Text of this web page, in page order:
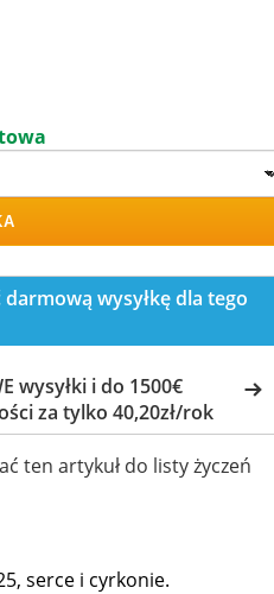
wysyłkę dla tego
wysyłki i do 1500€
za tylko 40,20zł/rok
ten artykuł do listy życzeń
serce i cyrkonie.